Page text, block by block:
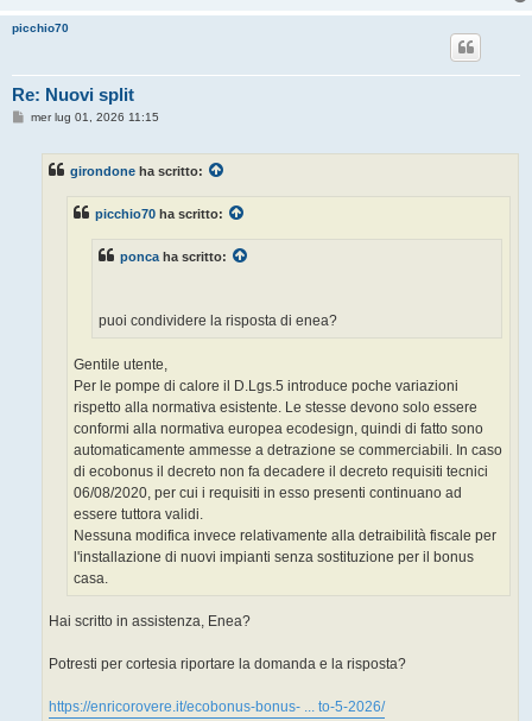
picchio70
Re: Nuovi split
Mmer lug 01, 2026 11:15
girondone ha scritto:
picchio70 ha scritto:
ponca ha scritto:
puoi condividere la risposta di enea?
Gentile utente,
Per le pompe di calore il D.Lgs.5 introduce poche variazioni
rispetto alla normativa esistente. Le stesse devono solo essere
conformi alla normativa europea ecodesign, quindi di fatto sono
automaticamente ammesse a detrazione se commerciabili. In caso
di ecobonus il decreto non fa decadere il decreto requisiti tecnici
06/08/2020, per cui i requisiti in esso presenti continuano ad
essere tuttora validi.
Nessuna modifica invece relativamente alla detraibilità fiscale per
l'installazione di nuovi impianti senza sostituzione per il bonus
casa.
Hai scritto in assistenza, Enea?
Potresti per cortesia riportare la domanda e la risposta?
https://enricorovere.it/ecobonus-bonus- ... to-5-2026/